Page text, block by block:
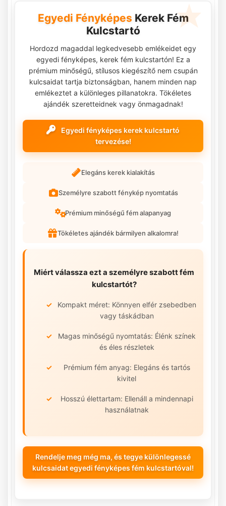
Egyedi Fényképes Kerek Fém
Kulcstartó
Hordozd magaddal legkedvesebb emlékeidet egy
egyedi fényképes, kerek fém kulcstartón! Ez a
prémium minőségű, stílusos kiegészítő nem csupán
kulcsaidat tartja biztonságban, hanem minden nap
emlékeztet a különleges pillanatokra. Tökéletes
ajándék szeretteidnek vagy önmagadnak!
Egyedi fényképes kerek kulcstartó
tervezése!
Elegáns kerek kialakítás
Személyre szabott fénykép nyomtatás
Prémium minőségű fém alapanyag
Tökéletes ajándék bármilyen alkalomra!
Miért válassza ezt a személyre szabott fém
kulcstartót?
Kompakt méret: Könnyen elfér zsebedben
vagy táskádban
Magas minőségű nyomtatás: Élénk színek
és éles részletek
Prémium fém anyag: Elegáns és tartós
kivitel
Hosszú élettartam: Ellenáll a mindennapi
használatnak
Rendelje meg még ma, és tegye különlegessé
kulcsaidat egyedi fényképes fém kulcstartóval!